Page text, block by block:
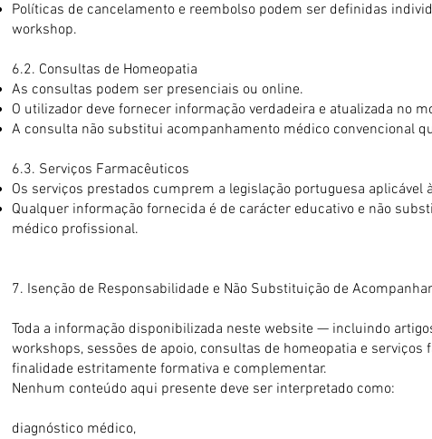
Políticas de cancelamento e reembolso podem ser definidas
workshop.
6.2. Consultas de Homeopatia
As consultas podem ser presenciais ou online.
O utilizador deve fornecer informação verdadeira e atualizada no
A consulta não substitui acompanhamento médico convencional
6.3. Serviços Farmacêuticos
Os serviços prestados cumprem a legislação portuguesa aplicável
Qualquer informação fornecida é de carácter educativo e não
médico profissional.
7.⁠ ⁠Isenção de Responsabilidade e Não Substituição de
Toda a informação disponibilizada neste website — incluindo
workshops, sessões de apoio, consultas de homeopatia e
finalidade estritamente formativa e complementar.
Nenhum conteúdo aqui presente deve ser interpretado como:
diagnóstico médico,